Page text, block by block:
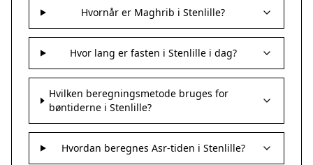
Hvornår er Maghrib i Stenlille?
Hvor lang er fasten i Stenlille i dag?
Hvilken beregningsmetode bruges for
bøntiderne i Stenlille?
Hvordan beregnes Asr-tiden i Stenlille?